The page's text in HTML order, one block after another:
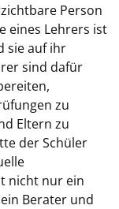
Person
eines Lehrers ist
sie auf ihr
sind dafür
zu
Eltern zu
der Schüler
nicht nur ein
Berater und